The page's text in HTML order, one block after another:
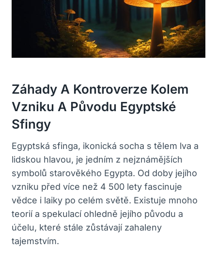
Záhady A Kontroverze Kolem
Vzniku A Původu Egyptské
Sfingy
Egyptská sfinga, ikonická socha s tělem lva a
lidskou hlavou, je jedním z nejznámějších
symbolů starověkého Egypta. Od doby jejího
vzniku před více než 4 500 lety fascinuje
vědce i laiky po celém světě. Existuje mnoho
teorií a spekulací ohledně jejího původu a
účelu, které stále zůstávají zahaleny
tajemstvím.